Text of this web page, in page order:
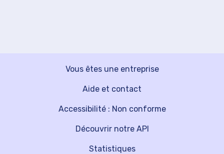
Vous êtes une entreprise
Découvrir notre API
Aide et contact
Statistiques
Accessibilité : Non conforme